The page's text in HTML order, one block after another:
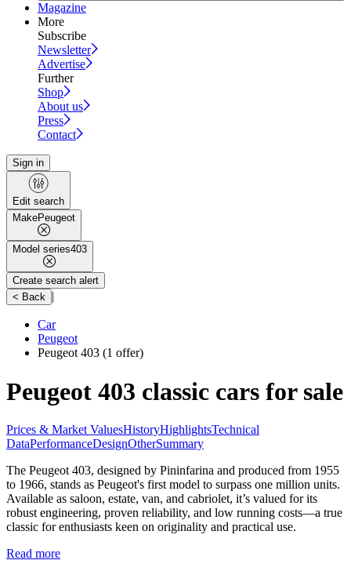
Magazine
More
Subscribe
Newsletter
Advertise
Further
Shop
About us
Press
Contact
Sign in
Edit search
MakePeugeot
Model series403
Create search alert
< Back |
Car
Peugeot
Peugeot 403 (1 offer)
Peugeot 403 classic cars for sale
Prices & Market ValuesHistoryHighlightsTechnical
DataPerformanceDesignOtherSummary
The Peugeot 403, designed by Pininfarina and produced from 1955
to 1966, stands as Peugeot's first model to surpass one million units.
Available as saloon, estate, van, and cabriolet, it’s valued for its
robust engineering, proven reliability, and low running costs—a true
classic for enthusiasts keen on originality and practical use.
Read more